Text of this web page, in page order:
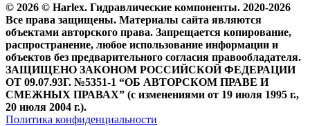
© 2026 © Harlex. Гидравлические компоненты. 2020-2026
Все права защищены. Материалы сайта являются
объектами авторского права. Запрещается копирование,
распространение, любое использование информации и
объектов без предварительного согласия правообладателя.
ЗАЩИЩЕНО ЗАКОНОМ РОССИЙСКОЙ ФЕДЕРАЦИИ
ОТ 09.07.93Г. №5351-1 “ОБ АВТОРСКОМ ПРАВЕ И
СМЕЖНЫХ ПРАВАХ” (с изменениями от 19 июля 1995 г.,
20 июля 2004 г.).
Политика конфиденциальности